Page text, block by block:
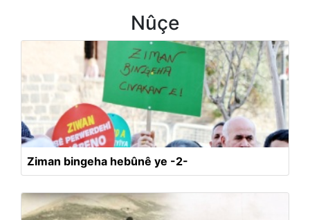
Nûçe
Ziman bingeha hebûnê ye -2-